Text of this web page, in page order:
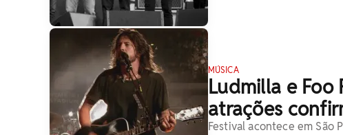
MÚSICA
Ludmilla e Foo
atrações
Festival acontece em São